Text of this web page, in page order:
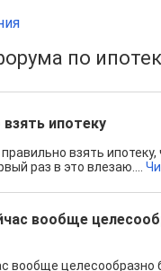
по
взять ипотеку
взять
раз в это влезаю....
вообще
вообще целесообразно